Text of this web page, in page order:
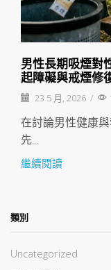
男性長期吸煙對
起障礙與戒煙修
23 5 月, 2026 /
在討論男性健康
先...
繼續閱讀
類別
Uncategorized